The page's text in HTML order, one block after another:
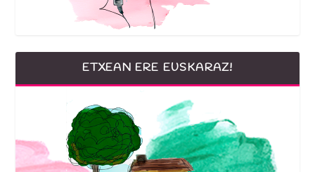
ETXEAN ERE EUSKARAZ!